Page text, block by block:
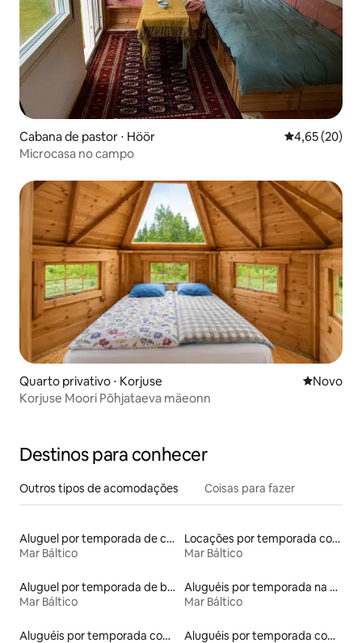
Cabana de pastor ⋅ Höör 4,65 de uma
4,65 (20)
Microcasa no campo
Quarto privativo ⋅ Korjuse Novo
Novo
Korjuse Moori Põhjataeva mäeonn
Destinos para conhecer
Outros tipos de acomodações Coisas para fazer
Aluguel por temporada de casas de hóspedes
Mar Báltico
Locações por temporada com piscina
Mar Báltico
Aluguel por temporada de barcos
Mar Báltico
Aluguéis por temporada na orla
Mar Báltico
Aluguéis por temporada com café da manhã
Aluguéis por temporada com sauna